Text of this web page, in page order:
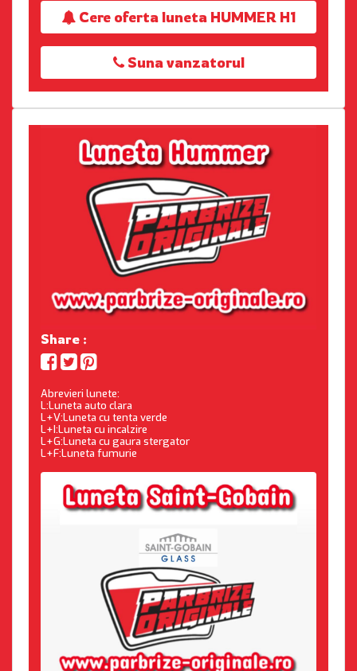
Cere oferta luneta HUMMER H1
Suna vanzatorul
Share :
Abrevieri lunete:
L:Luneta auto clara
L+V:Luneta cu tenta verde
L+I:Luneta cu incalzire
L+G:Luneta cu gaura stergator
L+F:Luneta fumurie